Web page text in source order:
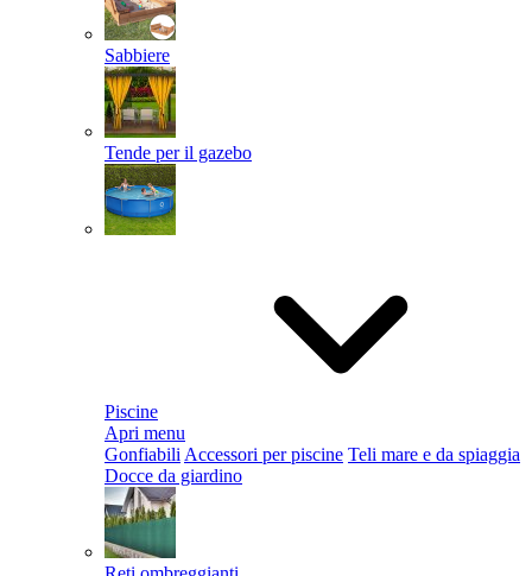
Sabbiere
Tende per il gazebo
Piscine
Apri menu
Gonfiabili Accessori per piscine Teli mare e da spiaggia
Docce da giardino